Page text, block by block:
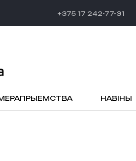
+375 17 242-77-31
НАВІНЫ